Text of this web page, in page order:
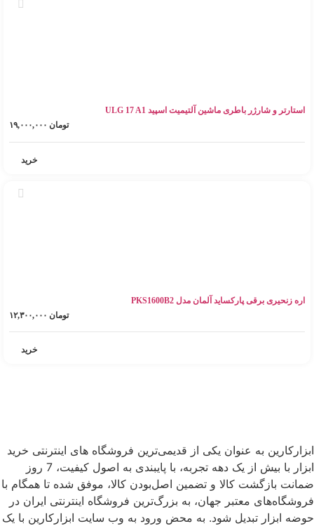
استارتر و شارژر باطری ماشین آلتیمیت اسپید ULG 17 A1
تومان
خرید
اره زنحیری برقی پارکساید آلمان مدل PKS1600B2
تومان
خرید
ابزارکارین به عنوان یکی از قدیمی‌ترین فروشگاه های اینترنتی خرید
ابزار با بیش از یک دهه تجربه، با پایبندی به اصول کیفیت، 7 روز
ضمانت بازگشت کالا و تضمین اصل‌بودن کالا، موفق شده تا همگام با
فروشگاه‌های معتبر جهان، به بزرگ‌ترین فروشگاه اینترنتی ایران در
حوضه ابزار تبدیل شود. به محض ورود به وب سایت ابزارکارین با یک